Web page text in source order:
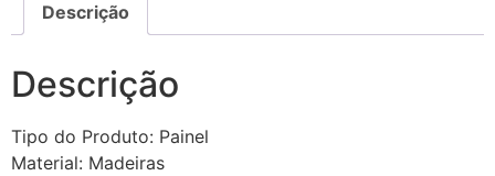
Descrição
Descrição
Tipo do Produto: Painel
Material: Madeiras